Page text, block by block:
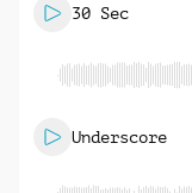
30 Sec
Underscore